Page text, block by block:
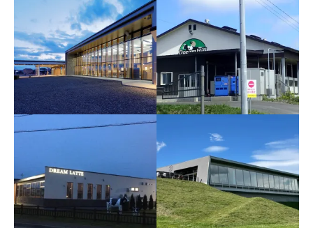
上士幌消防庁舎新築工事
町営住宅（まちなか住
宅）新築工事
上士幌町道の駅新築機械
設備工事
搾乳棟・牛舎新築工事